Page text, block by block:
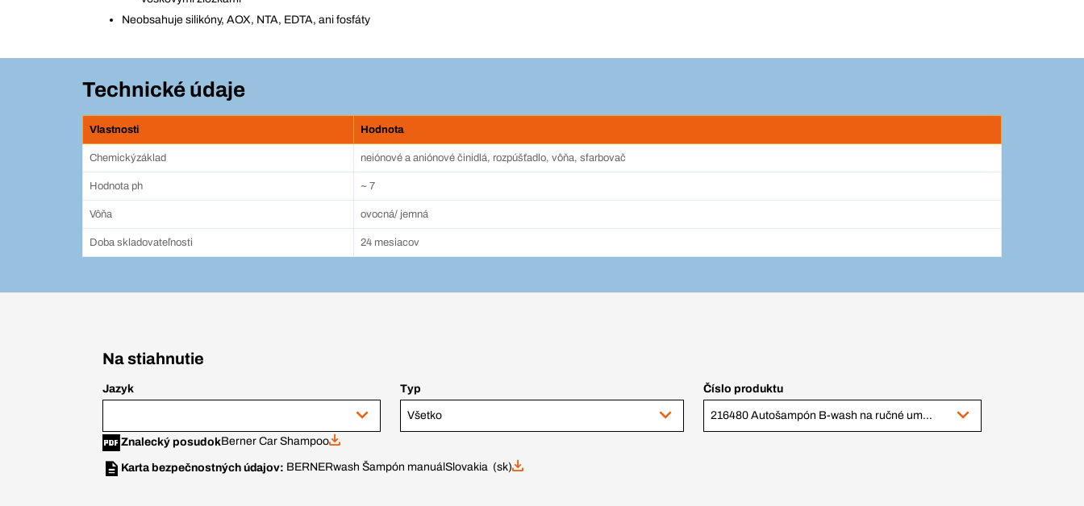
Neobsahuje silikóny, AOX, NTA, EDTA, ani fosfáty
Technické údaje
Vlastnosti Hodnota
Chemickýzáklad neiónové a aniónové činidlá, rozpúšťadlo, vôňa, sfarbovač
Hodnota ph ~ 7
Vôňa ovocná/ jemná
Doba skladovateľnosti 24 mesiacov
Na stiahnutie
Jazyk Typ
Všetko
Číslo produktu
216480 Autošampón B-wash na ručné umývanie, 25 l
Znalecký posudokBerner Car Shampoo
Karta bezpečnostných údajov: BERNERwash Šampón manuálSlovakia (sk)